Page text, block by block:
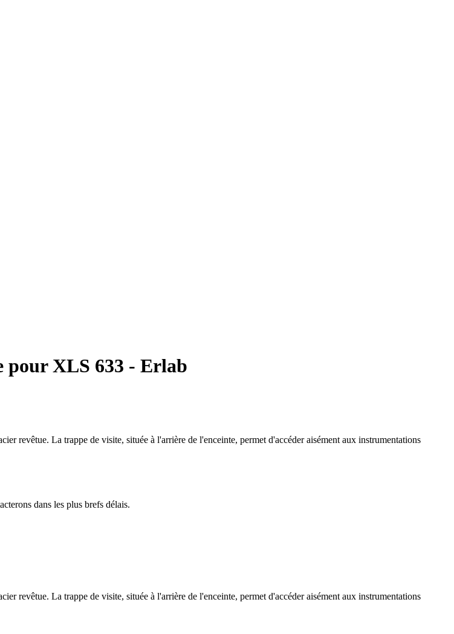
pour XLS 633 - Erlab
revêtue. La trappe de visite, située à l'arrière de l'enceinte, permet d'accéder aisément aux instrumentations
dans les plus brefs délais.
revêtue. La trappe de visite, située à l'arrière de l'enceinte, permet d'accéder aisément aux instrumentations